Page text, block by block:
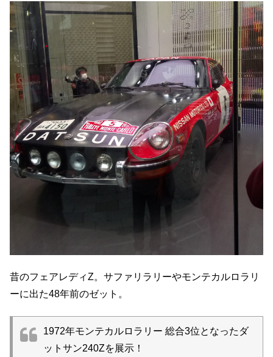
昔のフェアレディZ。サファリラリーやモンテカルロラリ
ーに出た48年前のゼット。
1972年モンテカルロラリー 総合3位となったダ
ットサン240Zを展示！